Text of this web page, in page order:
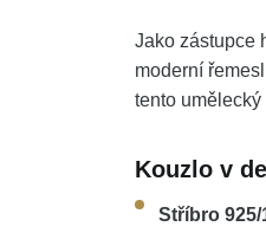
Jako zástupce
moderní
tento
Kouzlo v
Stříbro 925/